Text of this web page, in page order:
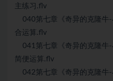
主练习.flv
040第七章《奇异的克隆牛-
合运算.flv
041第七章《奇异的克隆牛-
简便运算.flv
042第七章《奇异的克隆牛-